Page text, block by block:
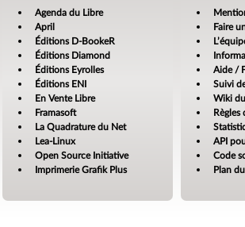
Agenda du Libre
April
Éditions D-BookeR
Éditions Diamond
Éditions Eyrolles
Éditions ENI
En Vente Libre
Framasoft
La Quadrature du Net
Lea-Linux
Open Source Initiative
Imprimerie Grafik Plus
Faire
Aide /
Suivi
Wiki
Règles
API
Code
Plan